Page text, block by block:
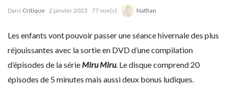
Dans Critique 2 janvier 2023 77 vue(s) Nathan
Les enfants vont pouvoir passer une séance hivernale des plus
réjouissantes avec la sortie en DVD d’une compilation
d’épisodes de la série Miru Miru. Le disque comprend 20
épisodes de 5 minutes mais aussi deux bonus ludiques.